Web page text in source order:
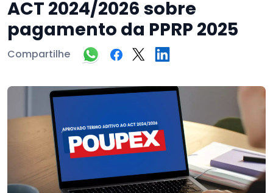
ACT 2024/2026 sobre
pagamento da PPRP 2025
Compartilhe